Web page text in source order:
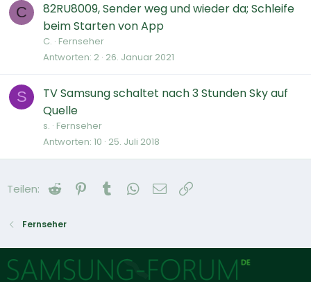
C
82RU8009, Sender weg und wieder da; Schleife
beim Starten von App
C. Fernseher
Antworten 2 26. Januar 2021
S
TV Samsung schaltet nach 3 Stunden Sky auf
Quelle
s. Fernseher
Antworten 10 25. Juli 2018
Teilen: Reddit Pinterest
Tumblr WhatsApp
E-Mail
Fernseher